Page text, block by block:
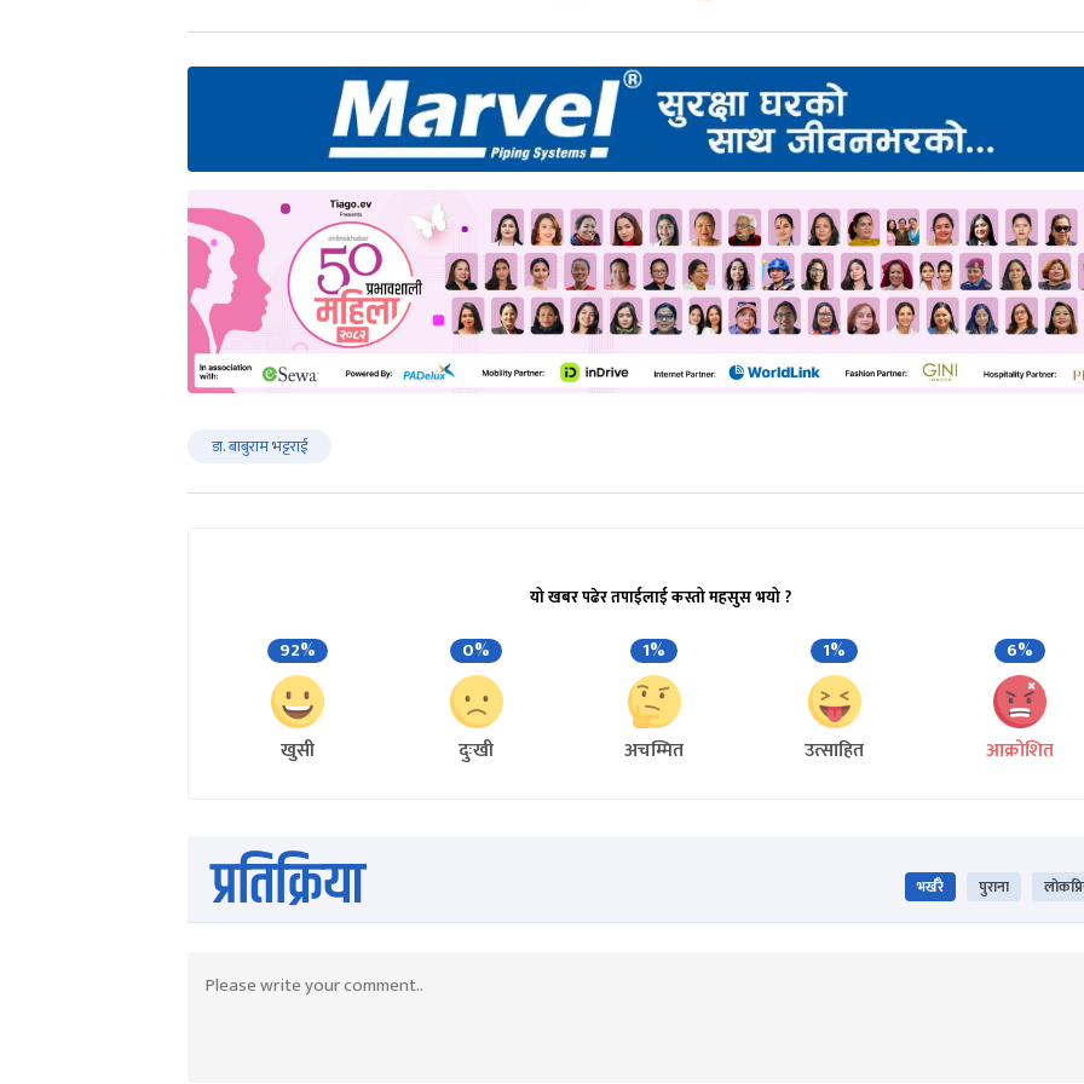
डा. बाबुराम भट्टराई
यो खबर पढेर तपाईलाई कस्तो महसुस भयो ?
92%
खुसी
0%
दुःखी
1%
अचम्मित
1%
उत्साहित
6%
आक्रोशित
प्रतिक्रिया भर्खरै पुराना